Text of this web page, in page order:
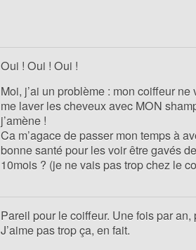
Oui ! Oui ! Oui !
Moi, j’ai un problème : mon coiffeur ne
me laver les cheveux avec MON
j’amène !
Ca m’agace de passer mon temps à
bonne santé pour les voir être gavés
10mois ? (je ne vais pas trop chez le
Pareil pour le coiffeur. Une fois par an,
J’aime pas trop ça, en fait.